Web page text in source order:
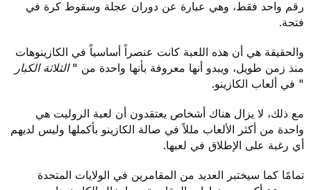
رقم واحد فقط، وهي عبارة عن دوران عجلة وسقوط كرة في
فتحة.
والحقيقة هي أن هذه اللعبة كانت عنصراً أساسياً في الكازينوهات
منذ زمن طويل، ويبدو أنها معروفة بأنها واحدة من "الثلاثة الكبار
" في ألعاب الكازينو.
مع ذلك، لا يزال هناك أشخاص يعتقدون أن لعبة الروليت هي
واحدة من أكثر الألعاب مللاً في صالة الكازينو بأكملها وليس لديهم
أي رغبة على الإطلاق في لعبها.
تمامًا كما سيختبر العديد من المقامرين في الولايات المتحدة